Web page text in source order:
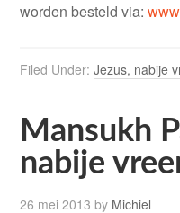
worden besteld via:
Filed Under:Jezus, nabije
Mansukh
nabije
26 mei 2013 by Michiel